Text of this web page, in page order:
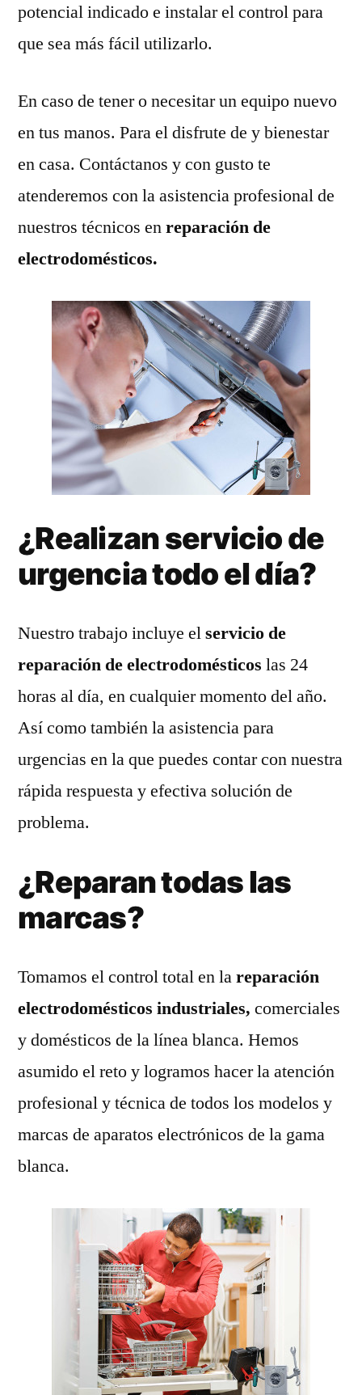
potencial indicado e instalar el control para
que sea más fácil utilizarlo.
En caso de tener o necesitar un equipo nuevo
en tus manos. Para el disfrute de y bienestar
en casa. Contáctanos y con gusto te
atenderemos con la asistencia profesional de
nuestros técnicos enreparación de
electrodomésticos.
¿Realizan servicio de
urgencia todo el día?
Nuestro trabajo incluye elservicio de
reparación de electrodomésticos las 24
horas al día, en cualquier momento del año.
Así como también la asistencia para
urgencias en la que puedes contar con nuestra
rápida respuesta y efectiva solución de
problema.
¿Reparan todas las
marcas?
Tomamos el control total en lareparación
electrodomésticos industriales, comerciales
y domésticos de la línea blanca. Hemos
asumido el reto y logramos hacer la atención
profesional y técnica de todos los modelos y
marcas de aparatos electrónicos de la gama
blanca.